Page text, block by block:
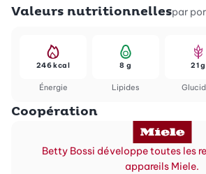
Valeurs nutritionnellespar
Énergie
246 kcal
Lipides
8 g 21 g
Coopération
Betty Bossi développe toutes les
appareils Miele.